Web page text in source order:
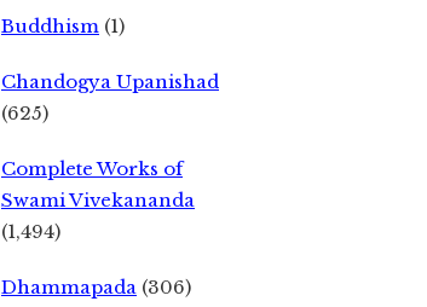
Buddhism (1)
Chandogya Upanishad
(625)
Complete Works of
Swami Vivekananda
(1,494)
Dhammapada (306)